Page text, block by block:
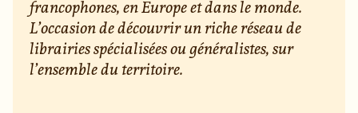
francophones, en Europe et dans le monde.
L’occasion de découvrir un riche réseau de
librairies spécialisées ou généralistes, sur
l’ensemble du territoire.